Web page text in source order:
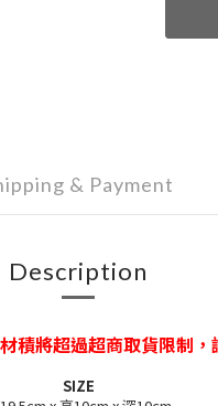
& Payment
Description
積將超過超商取貨限制，
SIZE